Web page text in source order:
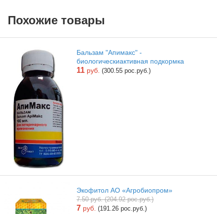
Похожие товары
Бальзам "Апимакс" -
биологическиактивная подкормка
11 руб. (300.55 рос.руб.)
Экофитол АО «Агробиопром»
7.50 руб. (204.92 рос.руб.)
7 руб. (191.26 рос.руб.)